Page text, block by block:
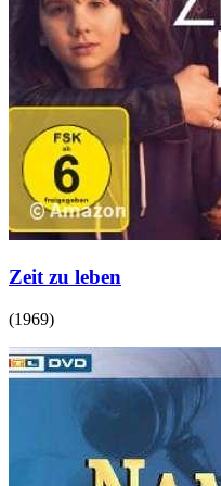
Zeit zu leben
(1969)